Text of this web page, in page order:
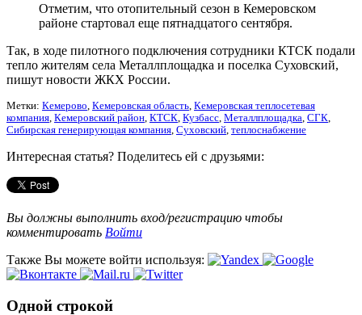
Отметим, что отопительный сезон в Кемеровском
районе стартовал еще пятнадцатого сентября.
Так, в ходе пилотного подключения сотрудники КТСК подали
тепло жителям села Металлплощадка и поселка Суховский,
пишут новости ЖКХ России.
Метки: Кемерово, Кемеровская область, Кемеровская теплосетевая
компания, Кемеровский район, КТСК, Кузбасс, Металлплощадка, СГК,
Сибирская генерирующая компания, Суховский, теплоснабжение
Интересная статья? Поделитесь ей с друзьями:
Вы должны выполнить вход/регистрацию чтобы
комментировать Войти
Также Вы можете войти используя:
Одной строкой